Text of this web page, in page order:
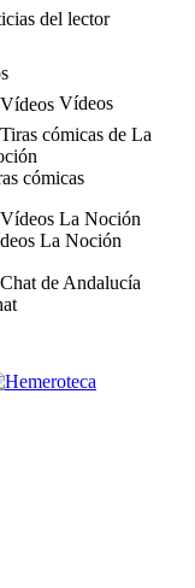
del lector
Vídeos
cómicas
La Noción